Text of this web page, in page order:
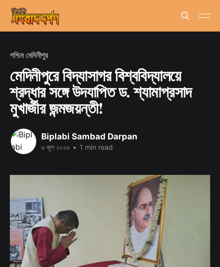
পশ্চিম মেদিনীপুর
মেদিনীপুরে বিদ্যাসাগর বিশ্ববিদ্যালয়ে
শ্রদ্ধার সঙ্গে উদযাপিত ড. শ্যামাপ্রসাদ
মুখার্জীর জন্মজয়ন্তী!
Biplabi Sambad Darpan
৬ জুল ২০২৬ • 1 min read